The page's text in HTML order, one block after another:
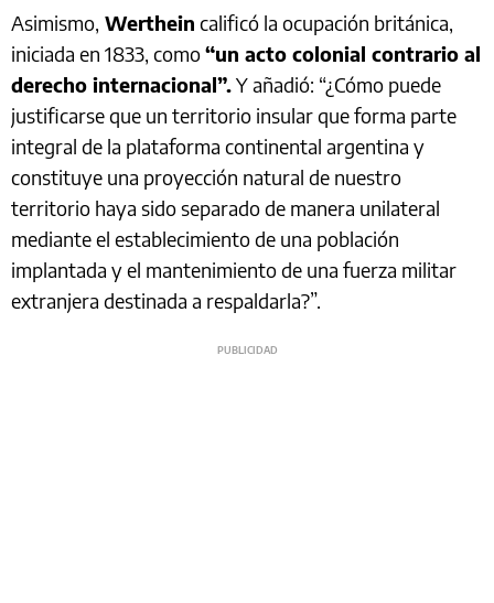
Asimismo, Werthein calificó la ocupación británica,
iniciada en 1833, como“un acto colonial contrario al
derecho internacional”.Y añadió: “¿Cómo puede
justificarse que un territorio insular que forma parte
integral de la plataforma continental argentina y
constituye una proyección natural de nuestro
territorio haya sido separado de manera unilateral
mediante el establecimiento de una población
implantada y el mantenimiento de una fuerza militar
extranjera destinada a respaldarla?”.